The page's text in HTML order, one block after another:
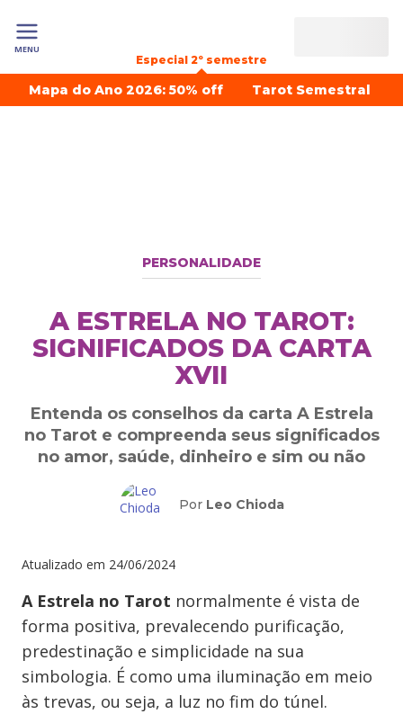
MENU
Especial 2º semestre
Mapa do Ano 2026: 50% off Tarot Semestral
PERSONALIDADE
A ESTRELA NO TAROT:
SIGNIFICADOS DA CARTA
XVII
Entenda os conselhos da carta A Estrela
no Tarot e compreenda seus significados
no amor, saúde, dinheiro e sim ou não
Por Leo Chioda
Atualizado em 24/06/2024
A Estrela no Tarot normalmente é vista de
forma positiva, prevalecendo purificação,
predestinação e simplicidade na sua
simbologia. É como uma iluminação em meio
às trevas, ou seja, a luz no fim do túnel.